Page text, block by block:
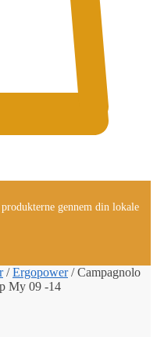
gennem din lokale
/Ergopower/Campagnolo
My 09 -14